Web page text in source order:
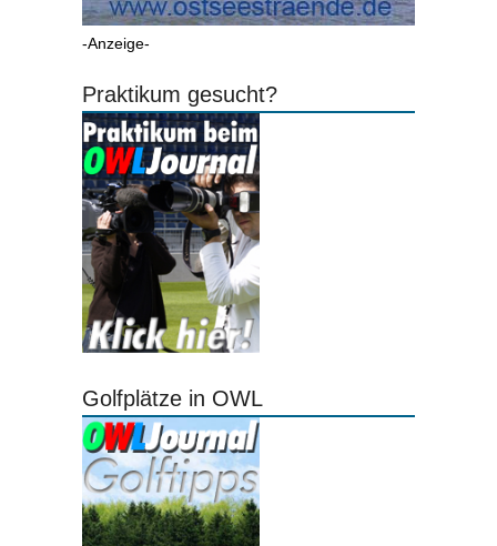
-Anzeige-
Praktikum gesucht?
Golfplätze in OWL